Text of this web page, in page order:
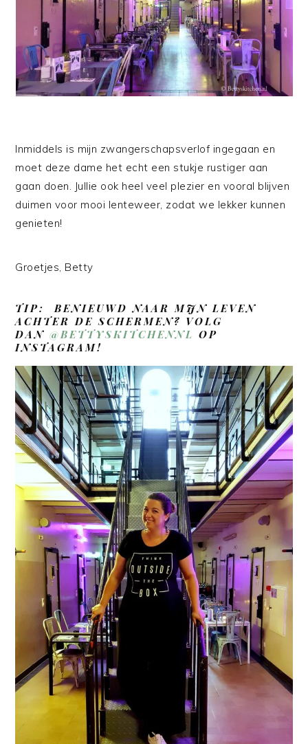
Inmiddels is mijn zwangerschapsverlof ingegaan en
moet deze dame het echt een stukje rustiger aan
gaan doen. Jullie ook heel veel plezier en vooral blijven
duimen voor mooi lenteweer, zodat we lekker kunnen
genieten!
Groetjes, Betty
TIP: BENIEUWD NAAR MIJN LEVEN
ACHTER DE SCHERMEN? VOLG
DAN@BETTYSKITCHENNL OP
INSTAGRAM!